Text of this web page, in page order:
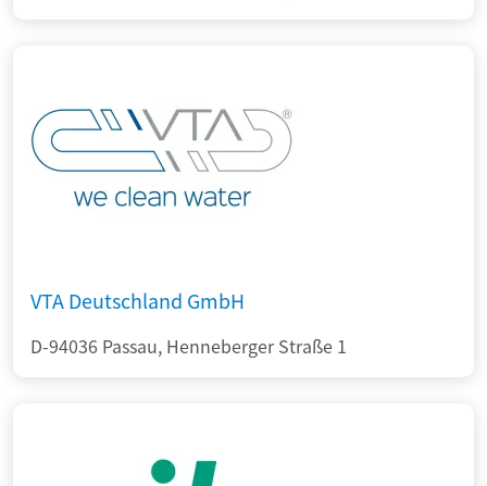
VTA Deutschland GmbH
D-94036 Passau, Henneberger Straße 1